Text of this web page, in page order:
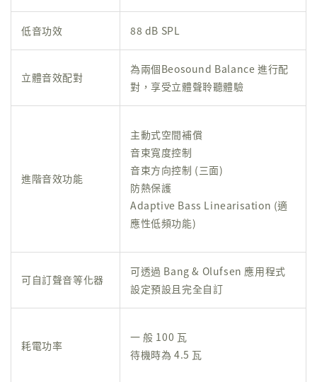
低音功效 88 dB SPL
立體音效配對
為兩個Beosound Balance 進行配
對，享受立體聲聆聽體驗
進階音效功能
主動式空間補償
音束寬度控制
音束方向控制 (三面)
防熱保護
Adaptive Bass Linearisation (適
應性低頻功能)
可自訂聲音等化器
可透過 Bang & Olufsen 應用程式
設定預設且完全自訂
耗電功率
一 般 100 瓦
待機時為 4.5 瓦